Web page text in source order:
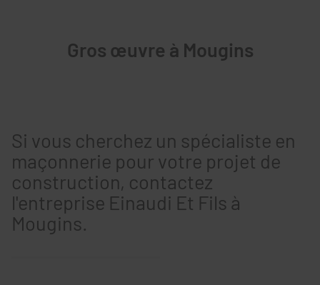
Gros œuvre à Mougins
Si vous cherchez un spécialiste en
maçonnerie pour votre projet de
construction, contactez
l'entreprise Einaudi Et Fils à
Mougins.